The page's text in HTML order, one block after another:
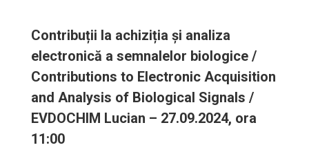
Contribuții la achiziția și analiza
electronică a semnalelor biologice /
Contributions to Electronic Acquisition
and Analysis of Biological Signals /
EVDOCHIM Lucian – 27.09.2024, ora
11:00